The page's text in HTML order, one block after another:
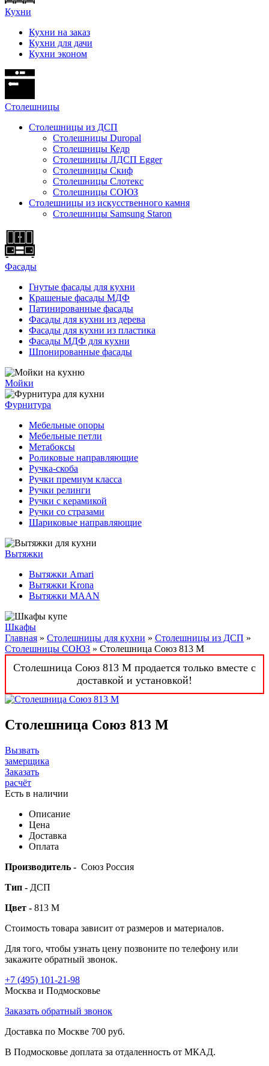
Кухни
Кухни на заказ
Кухни для дачи
Кухни эконом
Cтолешницы
Столешницы из ДСП
Столешницы Duropal
Столешницы Кедр
Столешницы ЛДСП Egger
Столешницы Скиф
Столешницы Слотекс
Столешницы СОЮЗ
Столешницы из искусственного камня
Столешницы Samsung Staron
Фасады
Гнутые фасады для кухни
Крашеные фасады МДФ
Патинированные фасады
Фасады для кухни из дерева
Фасады для кухни из пластика
Фасады МДФ для кухни
Шпонированные фасады
Мойки
Фурнитура
Мебельные опоры
Мебельные петли
Метабоксы
Роликовые направляющие
Ручка-скоба
Ручки премиум класса
Ручки релинги
Ручки с керамикой
Ручки со стразами
Шариковые направляющие
Вытяжки
Вытяжки Amari
Вытяжки Krona
Вытяжки MAAN
Шкафы
Главная » Столешницы для кухни » Столешницы из ДСП »
Столешницы СОЮЗ » Столешница Союз 813 M
Столешница Союз 813 M продается только вместе с
доставкой и установкой!
Столешница Союз 813 M
Вызвать
замерщика
Заказать
расчёт
Есть в наличии
Описание
Цена
Доставка
Оплата
Производитель - Союз Россия
Тип - ДСП
Цвет - 813 M
Стоимость товара зависит от размеров и материалов.
Для того, чтобы узнать цену позвоните по телефону или
закажите обратный звонок.
+7 (495) 101-21-98
Москва и Подмосковье
Заказать обратный звонок
Доставка по Москве 700 руб.
В Подмосковье доплата за отдаленность от МКАД.